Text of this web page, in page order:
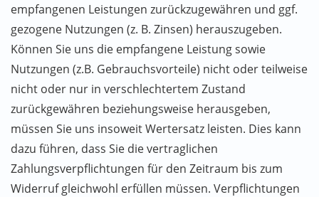
empfangenen Leistungen zurückzugewähren und ggf.
gezogene Nutzungen (z. B. Zinsen) herauszugeben.
Können Sie uns die empfangene Leistung sowie
Nutzungen (z.B. Gebrauchsvorteile) nicht oder teilweise
nicht oder nur in verschlechtertem Zustand
zurückgewähren beziehungsweise herausgeben,
müssen Sie uns insoweit Wertersatz leisten. Dies kann
dazu führen, dass Sie die vertraglichen
Zahlungsverpflichtungen für den Zeitraum bis zum
Widerruf gleichwohl erfüllen müssen. Verpflichtungen